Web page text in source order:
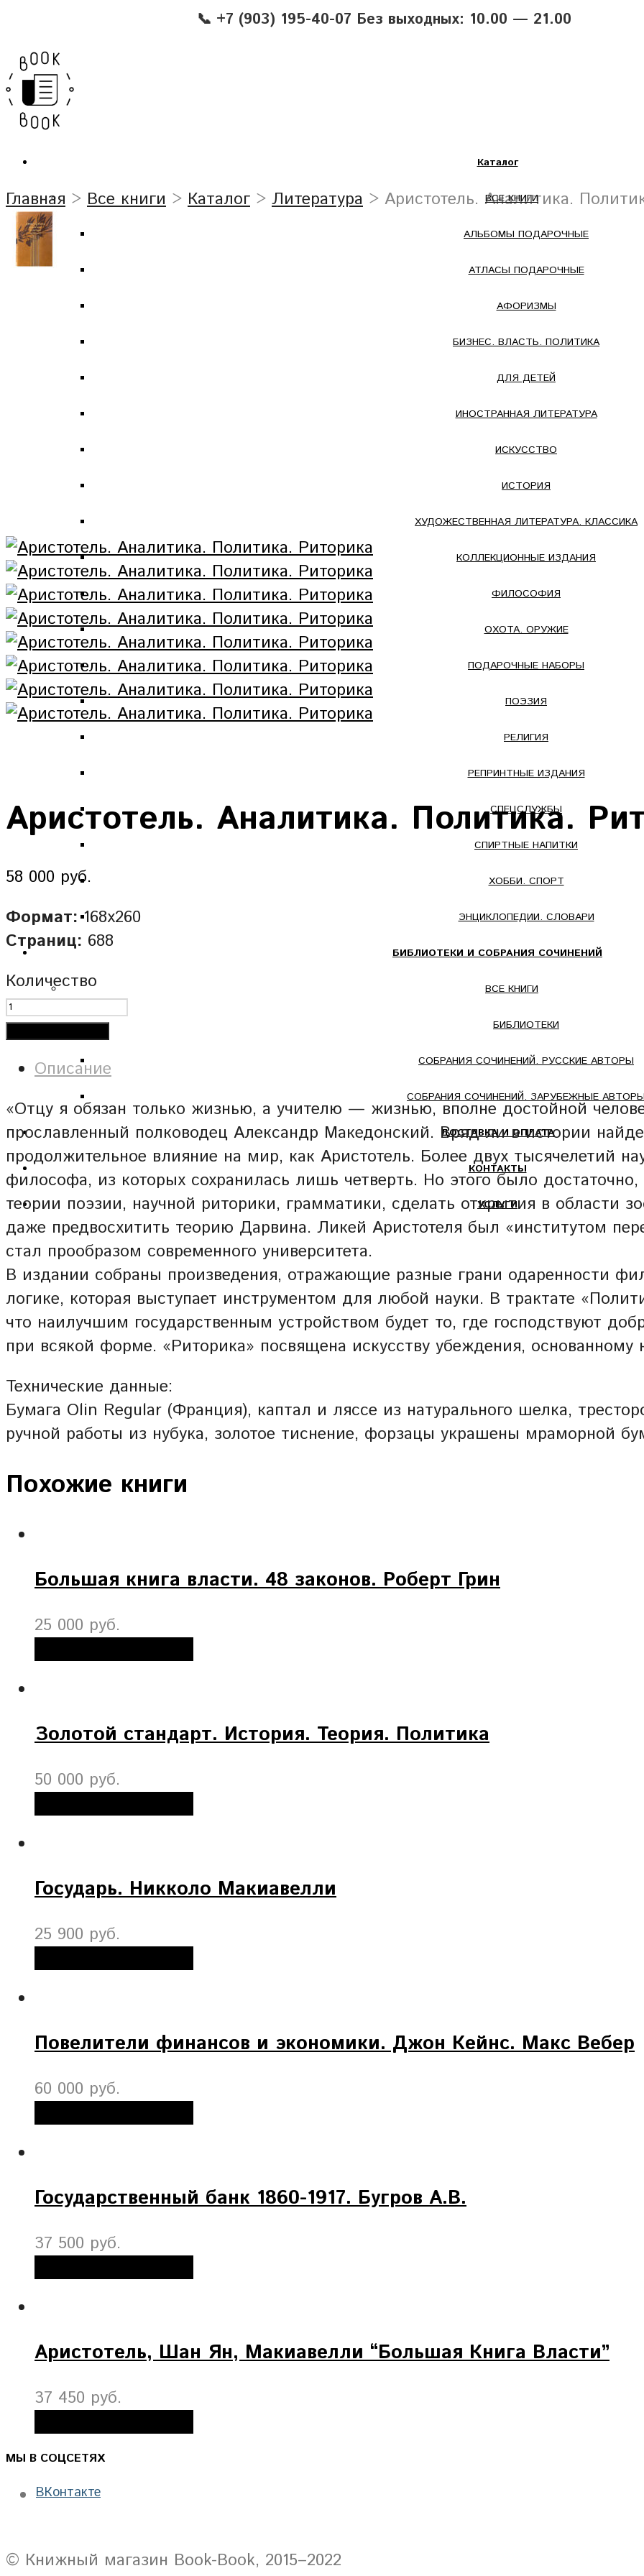
📞 +7 (903) 195-40-07 Без выходных: 10.00 — 21.00
Каталог
ВСЕ КНИГИ
АЛЬБОМЫ ПОДАРОЧНЫЕ
АТЛАСЫ ПОДАРОЧНЫЕ
АФОРИЗМЫ
БИЗНЕС. ВЛАСТЬ. ПОЛИТИКА
ДЛЯ ДЕТЕЙ
ИНОСТРАННАЯ ЛИТЕРАТУРА
ИСКУССТВО
ИСТОРИЯ
ХУДОЖЕСТВЕННАЯ ЛИТЕРАТУРА. КЛАССИКА
КОЛЛЕКЦИОННЫЕ ИЗДАНИЯ
ФИЛОСОФИЯ
ОХОТА. ОРУЖИЕ
ПОДАРОЧНЫЕ НАБОРЫ
ПОЭЗИЯ
РЕЛИГИЯ
РЕПРИНТНЫЕ ИЗДАНИЯ
СПЕЦСЛУЖБЫ
СПИРТНЫЕ НАПИТКИ
ХОББИ. СПОРТ
ЭНЦИКЛОПЕДИИ. СЛОВАРИ
БИБЛИОТЕКИ И СОБРАНИЯ СОЧИНЕНИЙ
ВСЕ КНИГИ
БИБЛИОТЕКИ
СОБРАНИЯ СОЧИНЕНИЙ. РУССКИЕ АВТОРЫ
СОБРАНИЯ СОЧИНЕНИЙ. ЗАРУБЕЖНЫЕ
ДОСТАВКА И ОПЛАТА
КОНТАКТЫ
УСЛУГИ
Главная > Все книги > Каталог > Литература > Аристотель. Аналитика.
Аристотель. Аналитика. Политика.
58 000 руб.
Формат:168х260
Страниц: 688
Количество
Описание
«Отцу я обязан только жизнью, а учителю — жизнью, вполне достойной
прославленный полководец Александр Македонский. Вряд ли в истории
продолжительное влияние на мир, как Аристотель. Более двух тысячелетий
философа, из которых сохранилась лишь четверть. Но этого было
теории поэзии, научной риторики, грамматики, сделать открытия в области
даже предвосхитить теорию Дарвина. Ликей Аристотеля был «институтом
стал прообразом современного университета.
В издании собраны произведения, отражающие разные грани одаренности
логике, которая выступает инструментом для любой науки. В трактате
что наилучшим государственным устройством будет то, где господствуют
при всякой форме. «Риторика» посвящена искусству убеждения, основанному
Технические данные:
Бумага Olin Regular (Франция), каптал и ляссе из натурального шелка,
ручной работы из нубука, золотое тиснение, форзацы украшены мраморной
Похожие книги
Большая книга власти. 48 законов. Роберт Грин
25 000 руб.
Золотой стандарт. История. Теория. Политика
50 000 руб.
Государь. Никколо Макиавелли
25 900 руб.
Повелители финансов и экономики. Джон Кейнс. Макс Вебер
60 000 руб.
Государственный банк 1860-1917. Бугров А.В.
37 500 руб.
Аристотель, Шан Ян, Макиавелли “Большая Книга Власти”
37 450 руб.
МЫ В СОЦСЕТЯХ
ВКонтакте
© Книжный магазин Book-Book, 2015–2022